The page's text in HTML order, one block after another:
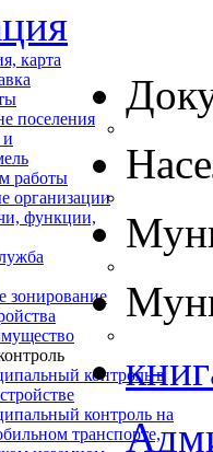
карта
поселения
и
работы
организации
функции,
зонирование
контроль в
контроль на
транспорте,